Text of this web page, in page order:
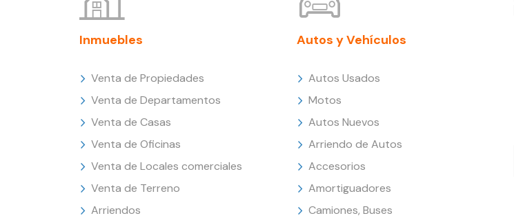
Inmuebles
Venta de Propiedades
Venta de Departamentos
Venta de Casas
Venta de Oficinas
Venta de Locales comerciales
Venta de Terreno
Arriendos
Autos y Vehículos
Autos Usados
Motos
Autos Nuevos
Arriendo de Autos
Accesorios
Amortiguadores
Camiones, Buses